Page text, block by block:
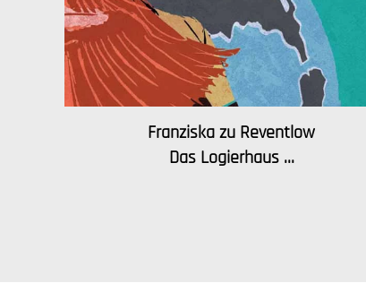
Franziska zu Reventlow
Das Logierhaus ...